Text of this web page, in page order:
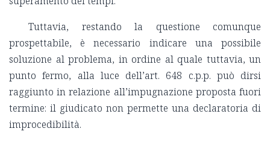
Tuttavia, restando la questione comunque
prospettabile, è necessario indicare una possibile
soluzione al problema, in ordine al quale tuttavia, un
punto fermo, alla luce dell’art. 648 c.p.p. può dirsi
raggiunto in relazione all’impugnazione proposta fuori
termine: il giudicato non permette una declaratoria di
improcedibilità.